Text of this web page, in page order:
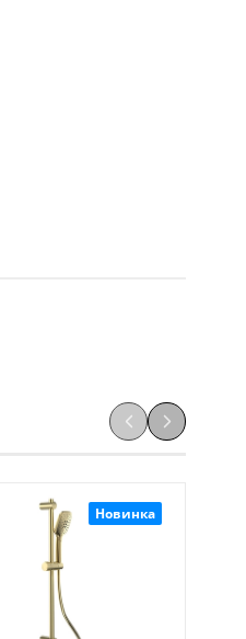
Новинка